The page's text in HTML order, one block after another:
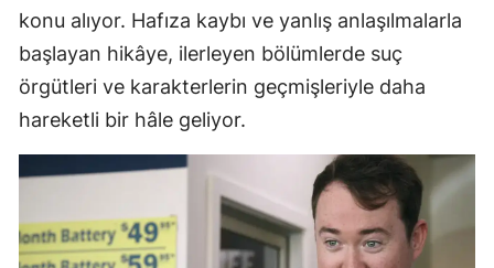
konu alıyor. Hafıza kaybı ve yanlış anlaşılmalarla
başlayan hikâye, ilerleyen bölümlerde suç
örgütleri ve karakterlerin geçmişleriyle daha
hareketli bir hâle geliyor.